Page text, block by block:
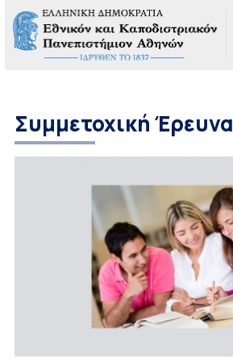
Συμμετοχική Έρευνα